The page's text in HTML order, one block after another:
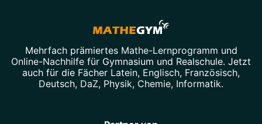
Mehrfach prämiertes Mathe-Lernprogramm und
Online-Nachhilfe für Gymnasium und Realschule. Jetzt
auch für die Fächer Latein, Englisch, Französisch,
Deutsch, DaZ, Physik, Chemie, Informatik.